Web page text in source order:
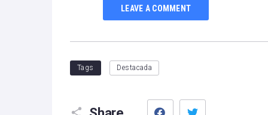
LEAVE A COMMENT
Tags Destacada
Facebook